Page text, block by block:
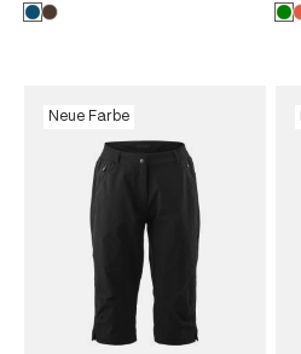
Neue Farbe